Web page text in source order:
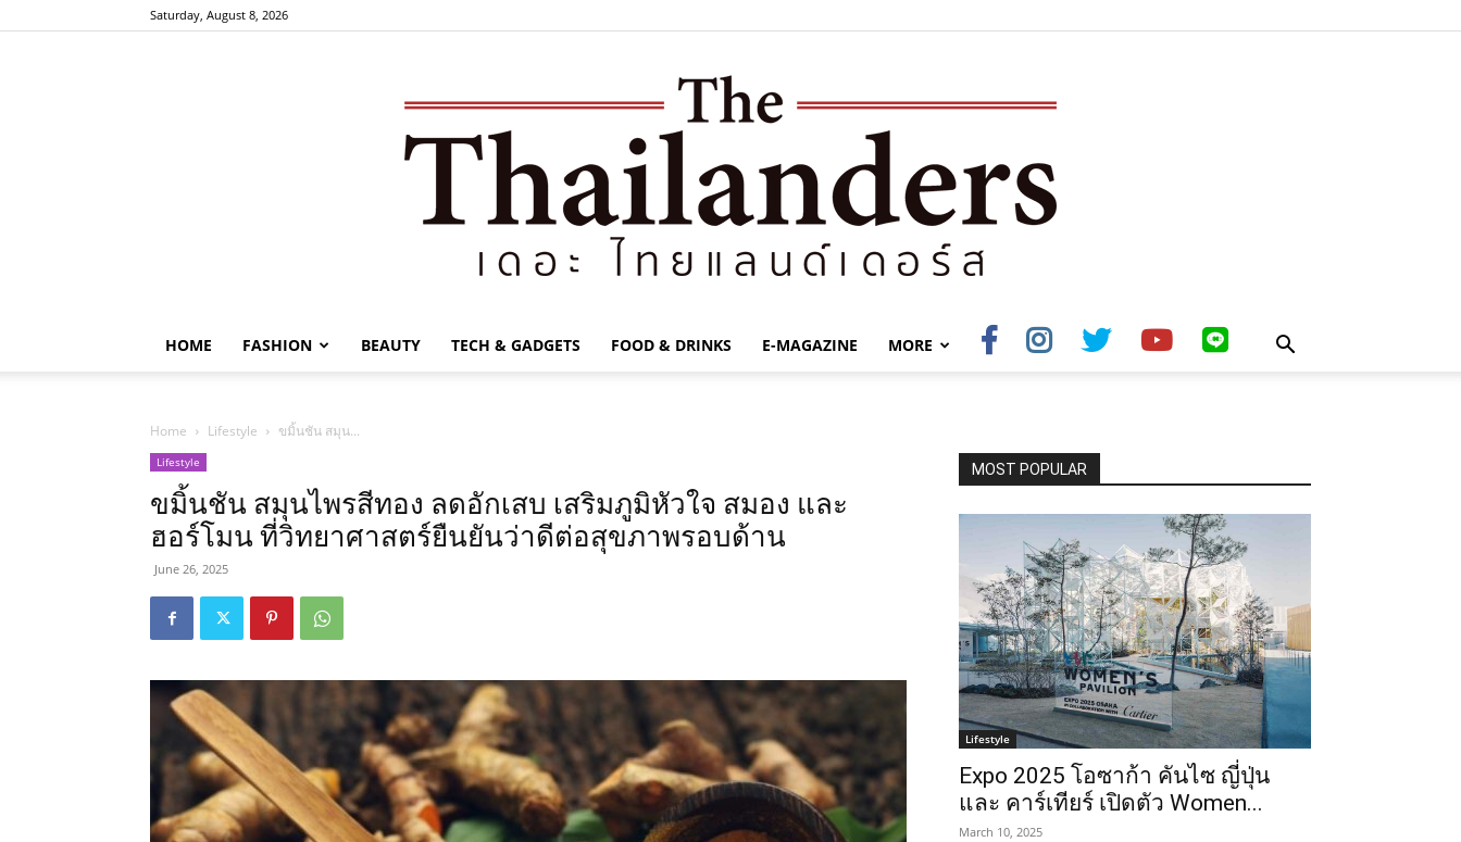
Saturday, August 8, 2026
Thailanders
HOME FASHION BEAUTY TECH & GADGETS FOOD & DRINKS E-MAGAZINE MORE
Home Lifestyle ขมิ้นชัน สมุน...
Lifestyle
ขมิ้นชัน สมุนไพรสีทอง ลดอักเสบ เสริมภูมิหัวใจ สมอง และ
ฮอร์โมน ที่วิทยาศาสตร์ยืนยันว่าดีต่อสุขภาพรอบด้าน
June 26, 2025
MOST POPULAR
Lifestyle
Expo 2025 โอซาก้า คันไซ ญี่ปุ่น
และ คาร์เทียร์ เปิดตัว Women...
March 10, 2025